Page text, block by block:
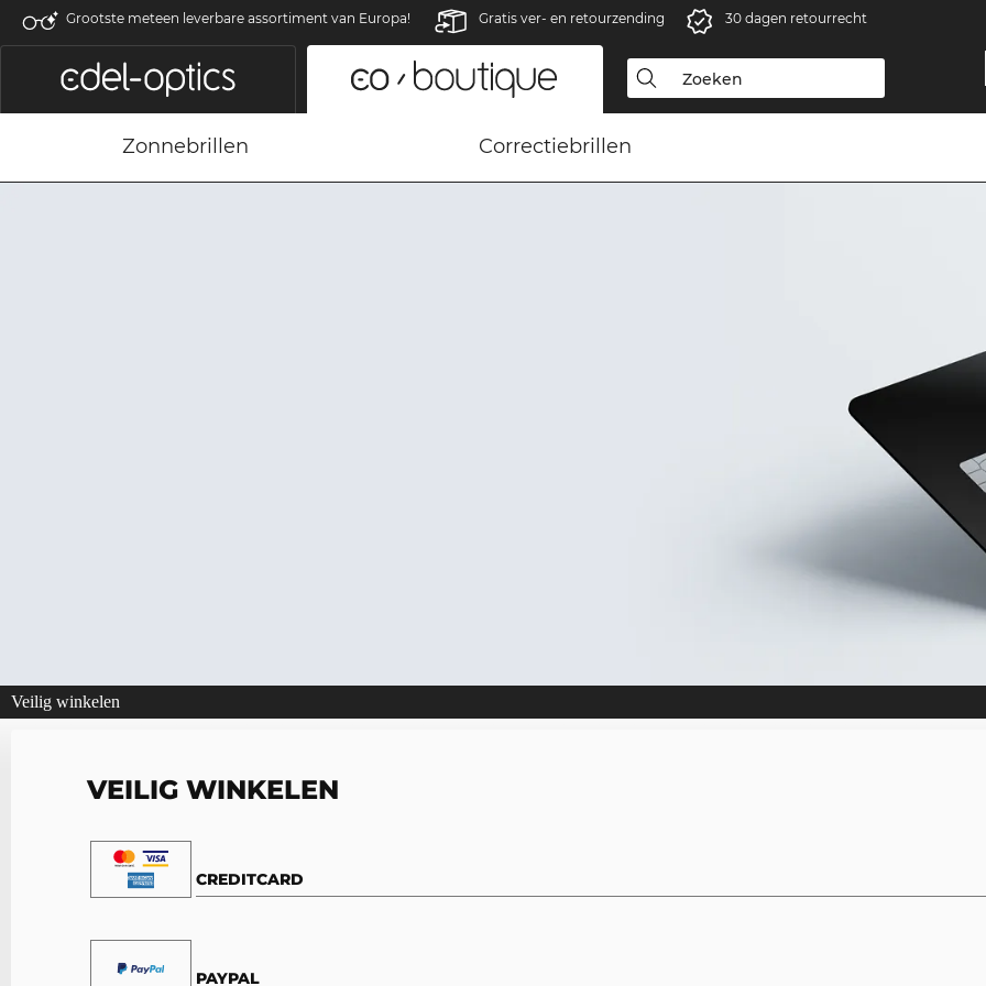
Grootste meteen leverbare assortiment van Europa! Gratis ver- en retourzending 30 dagen retourrecht
Zonnebrillen Correctiebrillen
Veilig winkelen
VEILIG WINKELEN
CREDITCARD
PAYPAL